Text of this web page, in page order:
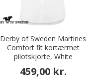
Derby of Sweden Martines
Comfort fit kortærmet
pilotskjorte, White
459,00 kr.